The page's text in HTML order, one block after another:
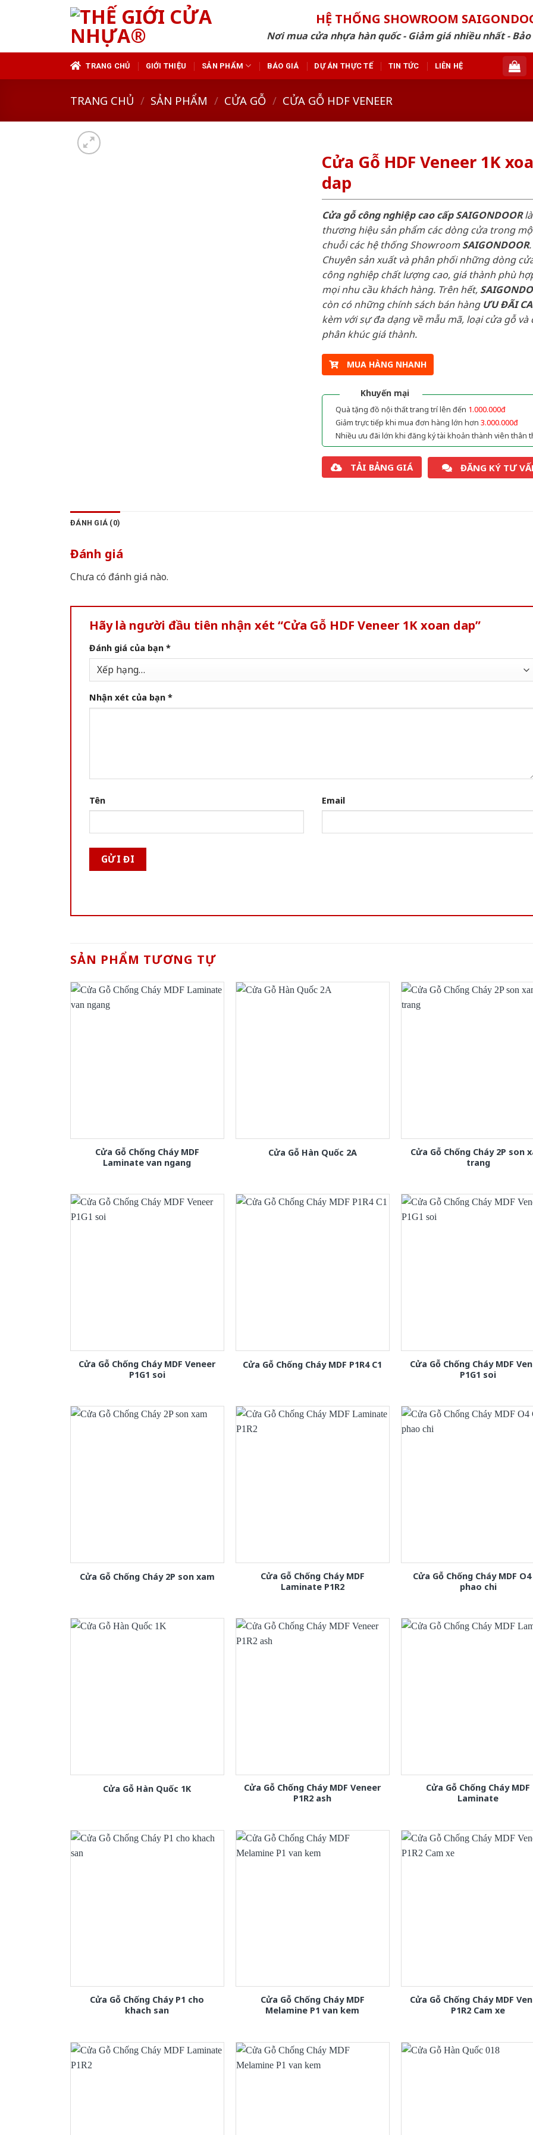
HỆ THỐNG SHOWROOM
Nơi mua cửa nhựa hàn quốc - Giảm giá nhiều nhất -
TRANG CHỦ GIỚI THIỆU SẢN PHẨM BÁO GIÁ DỰ ÁN THỰC TẾ TIN TỨC LIÊN HỆ
TRANG CHỦ / SẢN PHẨM / CỬA GỖ / CỬA GỖ HDF VENEER
Cửa Gỗ HDF Veneer 1K
dap
Cửa gỗ công nghiệp cao cấp SAIGONDOORlà
thương hiệu sản phẩm các dòng cửa trong
chuỗi các hệ thống ShowroomSAIGONDOOR.
Chuyên sản xuất và phân phối những dòng
công nghiệp chất lượng cao, giá thành phù
mọi nhu cầu khách hàng. Trên hết,
còn có những chính sách bán hàng ƯU ĐÃI
kèm với sự đa dạng về mẫu mã, loại cửa gỗ và
phân khúc giá thành.
MUA HÀNG NHANH
Khuyến mại
Quà tặng đồ nội thất trang trí lên đến 1.000.000đ
Giảm trực tiếp khi mua đơn hàng lớn hơn 3.000.000đ
Nhiều ưu đãi lớn khi đăng ký tài khoản thành viên thân
TẢI BẢNG GIÁ ĐĂNG KÝ TƯ
ĐÁNH GIÁ (0)
Đánh giá
Chưa có đánh giá nào.
Hãy là người đầu tiên nhận xét “Cửa Gỗ HDF Veneer 1K xoan dap”
Đánh giá của bạn *
Nhận xét của bạn *
Tên Email
SẢN PHẨM TƯƠNG TỰ
Cửa Gỗ Chống Cháy MDF
Laminate van ngang
Cửa Gỗ Hàn Quốc 2A
Cửa Gỗ Chống Cháy 2P son
trang
Cửa Gỗ Chống Cháy MDF Veneer
P1G1 soi
Cửa Gỗ Chống Cháy MDF P1R4 C1
Cửa Gỗ Chống Cháy MDF
P1G1 soi
Cửa Gỗ Chống Cháy 2P son xam
Cửa Gỗ Chống Cháy MDF
Laminate P1R2
Cửa Gỗ Chống Cháy MDF O4
phao chi
Cửa Gỗ Hàn Quốc 1K
Cửa Gỗ Chống Cháy MDF Veneer
P1R2 ash
Cửa Gỗ Chống Cháy MDF
Laminate
Cửa Gỗ Chống Cháy P1 cho
khach san
Cửa Gỗ Chống Cháy MDF
Melamine P1 van kem
Cửa Gỗ Chống Cháy MDF
P1R2 Cam xe